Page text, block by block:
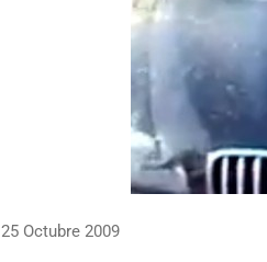
25 Octubre 2009